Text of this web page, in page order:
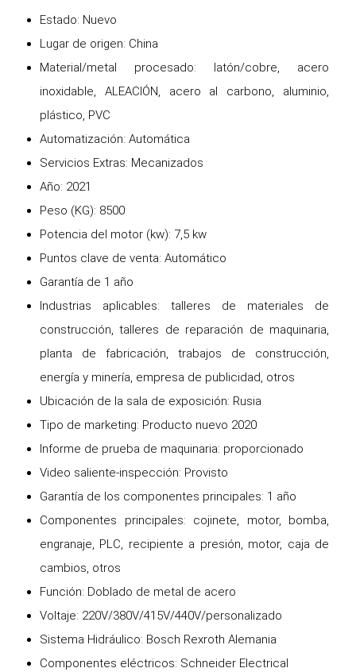
Estado: Nuevo
Lugar de origen: China
Material/metal procesado: latón/cobre, acero
inoxidable, ALEACIÓN, acero al carbono, aluminio,
plástico, PVC
Automatización: Automática
Servicios Extras: Mecanizados
Año: 2021
Peso (KG): 8500
Potencia del motor (kw): 7,5 kw
Puntos clave de venta: Automático
Garantía de 1 año
Industrias aplicables: talleres de materiales de
construcción, talleres de reparación de maquinaria,
planta de fabricación, trabajos de construcción,
energía y minería, empresa de publicidad, otros
Ubicación de la sala de exposición: Rusia
Tipo de marketing: Producto nuevo 2020
Informe de prueba de maquinaria: proporcionado
Video saliente-inspección: Provisto
Garantía de los componentes principales: 1 año
Componentes principales: cojinete, motor, bomba,
engranaje, PLC, recipiente a presión, motor, caja de
cambios, otros
Función: Doblado de metal de acero
Voltaje: 220V/380V/415V/440V/personalizado
Sistema Hidráulico: Bosch Rexroth Alemania
Componentes eléctricos: Schneider Electrical